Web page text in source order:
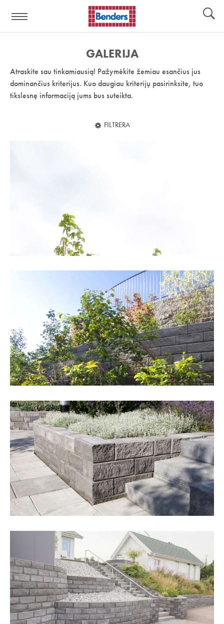
nuoroda:
GALERIJA
Atraskite sau tinkamiausią! Pažymėkite žemiau esančius jus
dominančius kriterijus. Kuo daugiau kriterijų pasirinksite, tuo
tikslesnę informaciją jums bus suteikta.
FILTRERA